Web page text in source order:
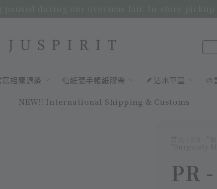
寫相關週邊 🧻紙張手帳紙膠帶 🪶沾水筆墨 🎨
NEW!! International Shipping & Customs
PR